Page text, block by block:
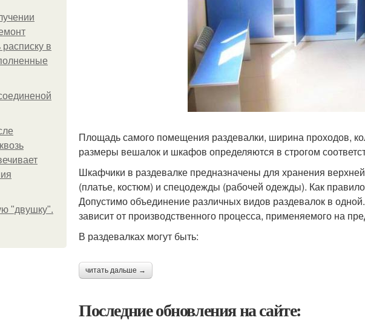
в
"двушку".
Площадь самого помещения раздевалки, ширина проходов,
размеры вешалок и шкафов определяются в строгом
Шкафчики в раздевалке предназначены для хранения
(платье, костюм) и спецодежды (рабочей одежды). Как
Допустимо объединение различных видов раздевалок в
зависит от производственного процесса, применяемого на
В раздевалках могут быть:
читать дальше →
Последние обновления на сайте: